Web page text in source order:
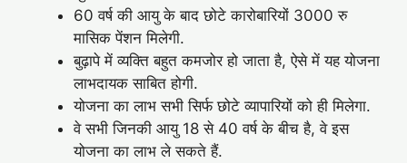
60 वर्ष की आयु के बाद छोटे कारोबारियों 3000 रु
मासिक पेंशन मिलेगी.
बुढ़ापे में व्यक्ति बहुत कमजोर हो जाता है, ऐसे में यह योजना
लाभदायक साबित होगी.
योजना का लाभ सभी सिर्फ छोटे व्यापारियों को ही मिलेगा.
वे सभी जिनकी आयु 18 से 40 वर्ष के बीच है, वे इस
योजना का लाभ ले सकते हैं.